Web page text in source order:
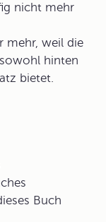
nicht mehr
mehr, weil die
hinten
bietet.
Buch